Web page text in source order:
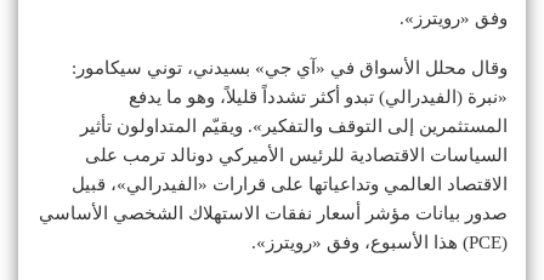
وفق «رويترز».
وقال محلل الأسواق في «آي جي» بسيدني، توني سيكامور:
«نبرة (الفيدرالي) تبدو أكثر تشدداً قليلاً، وهو ما يدفع
المستثمرين إلى التوقف والتفكير». ويقيّم المتداولون تأثير
السياسات الاقتصادية للرئيس الأميركي دونالد ترمب على
الاقتصاد العالمي وتداعياتها على قرارات «الفيدرالي»، قبيل
صدور بيانات مؤشر أسعار نفقات الاستهلاك الشخصي الأساسي
(PCE) هذا الأسبوع، وفق «رويترز».